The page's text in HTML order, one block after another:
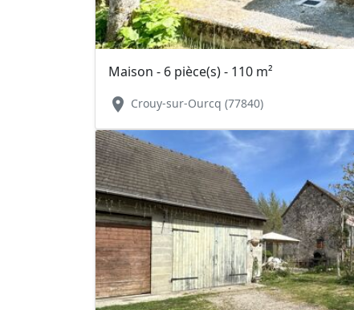
Maison - 6 pièce(s) - 110 m²
location_on Crouy-sur-Ourcq (77840)